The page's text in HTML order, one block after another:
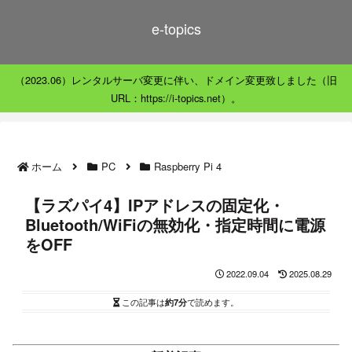
e-topics
（2023.06）レンタルサーバ変更に伴い、ドメイン変更致しました（旧
URL：https://i-topics.net）。
ホーム PC Raspberry Pi 4
【ラズパイ4】IPアドレスの固定化・
Bluetooth/WiFiの無効化・指定時間に電源
をOFF
2022.09.04 2025.08.29
この記事は約7分で読めます。